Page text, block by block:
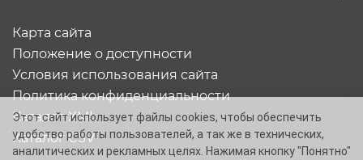
Карта сайта
Положение о доступности
Условия использования сайта
Политика конфиденциальности
Каталог XML
Каталог CSV
Этот сайт использует файлы cookies, чтобы обеспечить
удобство работы пользователей, а так же в технических,
аналитических и рекламных целях. Нажимая кнопку "Понятно"